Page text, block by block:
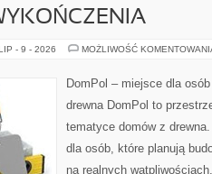
- 9 - 2026 MOŻLIWOŚĆ
DomPol – miejsce dla
drewna DomPol to
tematyce domów z
dla osób, które planują
na realnych